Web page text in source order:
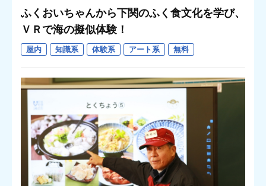
ふくおいちゃんから下関のふく食文化を学び、
ＶＲで海の擬似体験！
屋内 知識系 体験系 アート系 無料